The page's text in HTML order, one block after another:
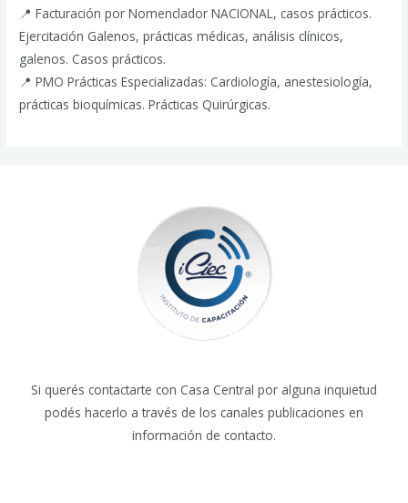
📍 Facturación por Nomenclador NACIONAL, casos prácticos.
Ejercitación Galenos, prácticas médicas, análisis clínicos,
galenos. Casos prácticos.
📍 PMO Prácticas Especializadas: Cardiología, anestesiología,
prácticas bioquímicas. Prácticas Quirúrgicas.
Si querés contactarte con Casa Central por alguna inquietud
podés hacerlo a través de los canales publicaciones en
información de contacto.